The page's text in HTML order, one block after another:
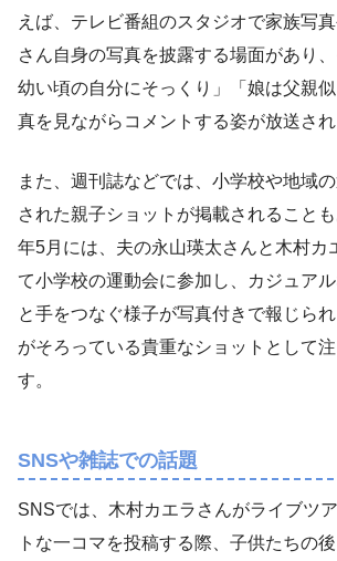
えば、テレビ番組のスタジオで家族写
さん自身の写真を披露する場面があり
幼い頃の自分にそっくり」「娘は父親
真を見ながらコメントする姿が放送され
また、週刊誌などでは、小学校や地域
された親子ショットが掲載されること
年5月には、夫の永山瑛太さんと木村カ
て小学校の運動会に参加し、カジュア
と手をつなぐ様子が写真付きで報じら
がそろっている貴重なショットとして
す。
SNSや雑誌での話題
SNSでは、木村カエラさんがライブツ
トな一コマを投稿する際、子供たちの